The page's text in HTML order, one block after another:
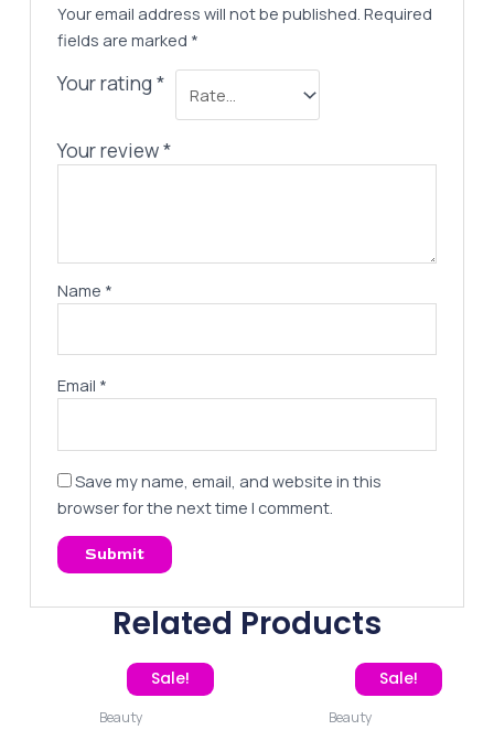
Your email address will not be published. Required
fields are marked *
Your rating*
Your review*
Name *
Email *
Save my name, email, and website in this
browser for the next time I comment.
Related Products
Sale!
Beauty
Original price was: 260,00 EGP.
Current price is: 195,00 EGP. Sale!
Beauty
Original price was:
Current